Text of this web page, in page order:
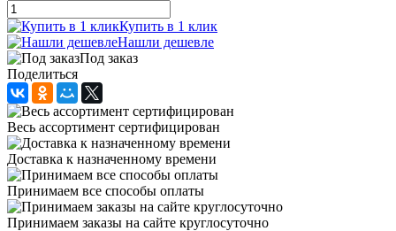
Купить в 1 клик
Нашли дешевле
Под заказ
Поделиться
Весь ассортимент сертифицирован
Доставка к назначенному времени
Принимаем все способы оплаты
Принимаем заказы на сайте круглосуточно